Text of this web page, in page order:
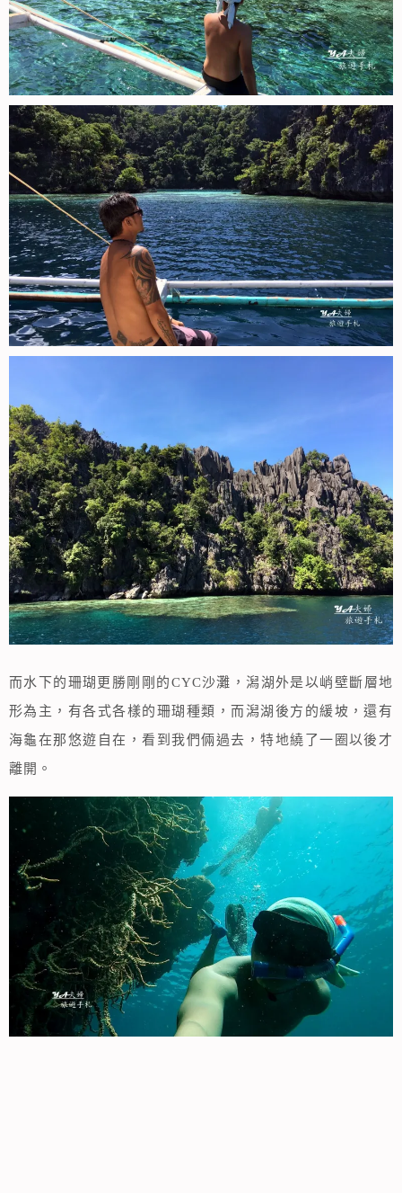
而水下的珊瑚更勝剛剛的CYC沙灘，潟湖外是以峭壁斷層地
形為主，有各式各樣的珊瑚種類，而潟湖後方的緩坡，還有
海龜在那悠遊自在，看到我們倆過去，特地繞了一圈以後才
離開。